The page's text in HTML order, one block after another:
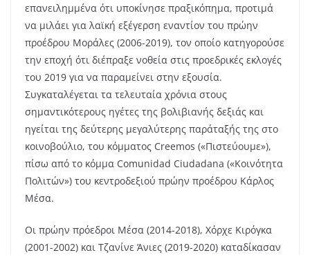
επανειλημμένα ότι υποκίνησε πραξικόπημα, προτιμά
να μιλάει για λαϊκή εξέγερση εναντίον του πρώην
προέδρου Μοράλες (2006-2019), τον οποίο κατηγορούσε
την εποχή ότι διέπραξε νοθεία στις προεδρικές εκλογές
του 2019 για να παραμείνει στην εξουσία.
Συγκαταλέγεται τα τελευταία χρόνια στους
σημαντικότερους ηγέτες της βολιβιανής δεξιάς και
ηγείται της δεύτερης μεγαλύτερης παράταξής της στο
κοινοβούλιο, του κόμματος Creemos («Πιστεύουμε»),
πίσω από το κόμμα Comunidad Ciudadana («Κοινότητα
Πολιτών») του κεντροδεξιού πρώην προέδρου Κάρλος
Μέσα.
Οι πρώην πρόεδροι Μέσα (2014-2018), Χόρχε Κιρόγκα
(2001-2002) και Τζανίνε Άνιες (2019-2020) καταδίκασαν